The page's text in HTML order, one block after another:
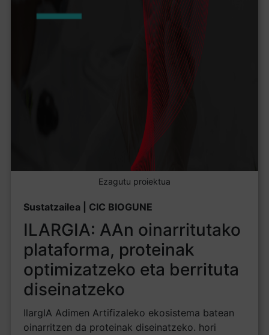
Ezagutu proiektua
Sustatzailea | CIC BIOGUNE
ILARGIA: AAn oinarritutako
plataforma, proteinak
optimizatzeko eta berrituta
diseinatzeko
IlargIA Adimen Artifizaleko ekosistema batean
oinarritzen da proteinak diseinatzeko. hori